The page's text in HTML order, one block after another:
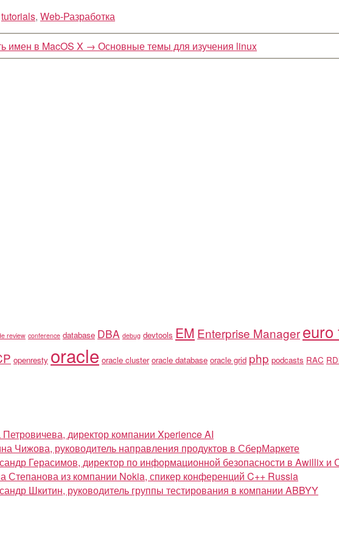
tutorials, Web-Разработка
имен в MacOS X → Основные темы для изучения linux
review conference database DBA debug devtools EM Enterprise Managereuro
openresty oracle oracle cluster oracle database oracle grid php podcasts RAC
директор компании Xperience AI
Чижова, руководитель направления продуктов в СберМаркете
Герасимов, директор по информационной безопасности в Awillix
Степанова из компании Nokia, спикер конференций C++ Russia
Шкитин, руководитель группы тестирования в компании ABBYY